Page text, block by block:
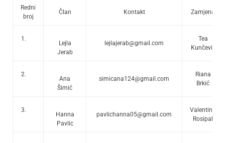
Redni
broj
Član Kontakt Zamjena
1.
Lejla
Jerab
lejlajerab@gmail.com
Tea
Kunčević
2.
Ana
Šimić
simicana124@gmail.com
Riana
Brkić
3.
Hanna
Pavlic
pavlichanna05@gmail.com
Valentina
Rosipal